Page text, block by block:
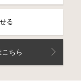
る
ちら